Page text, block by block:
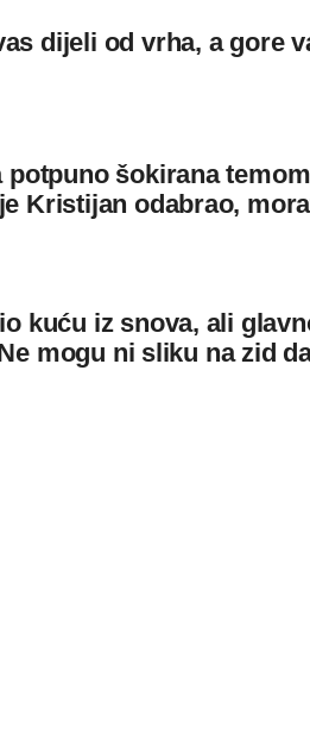
dijeli od vrha, a gore
potpuno šokirana temom
Kristijan odabrao,
kuću iz snova, ali
mogu ni sliku na zid